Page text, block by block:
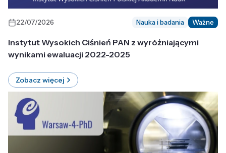
22/07/2026 Nauka i badania Ważne
Instytut Wysokich Ciśnień PAN z wyróżniającymi
wynikami ewaluacji 2022-2025
Zobacz więcej